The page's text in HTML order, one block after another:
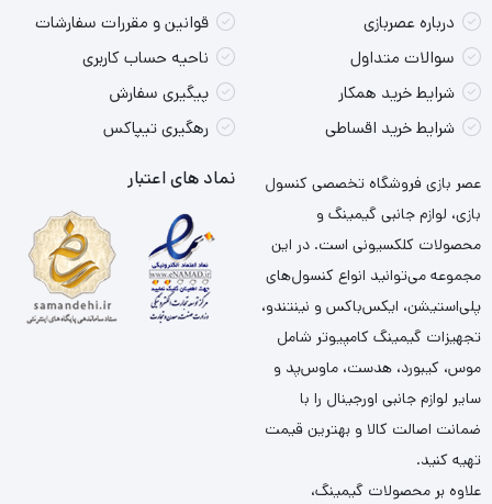
درباره عصربازی
سوالات متداول
شرایط خرید همکار
شرایط خرید اقساطی
قوانین و مقررات سفارشات
ناحیه حساب کاربری
پیگیری سفارش
رهگیری تیپاکس
عصر بازی فروشگاه تخصصی کنسول
بازی، لوازم جانبی گیمینگ و
محصولات کلکسیونی است. در این
مجموعه می‌توانید انواع کنسول‌های
پلی‌استیشن، ایکس‌باکس و نینتندو،
تجهیزات گیمینگ کامپیوتر شامل
موس، کیبورد، هدست، ماوس‌پد و
سایر لوازم جانبی اورجینال را با
ضمانت اصالت کالا و بهترین قیمت
تهیه کنید.
علاوه بر محصولات گیمینگ،
نماد های اعتبار